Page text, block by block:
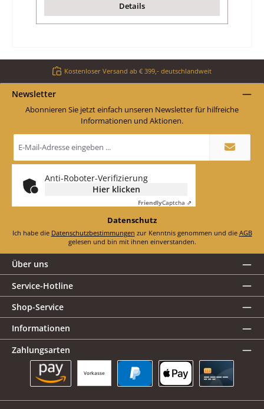
Details
Kostenloser Versand ab € 399,- deutschlandweit
Newsletter
Abonnieren Sie jetzt einfach unseren Newsletter für hilfreiche
Informationen und Aktionen.
Mail-
*
Anti-Roboter-Verifizierung
Hier klicken
FriendlyCaptcha ⇗
Datenschutz
Ich habe die Datenschutzbestimmungen zur Kenntnis genommen und die AGB
gelesen und bin mit ihnen einverstanden.
Über uns
Service-Hotline
Shop-Service
Informationen
Zahlungsarten
Vorkasse